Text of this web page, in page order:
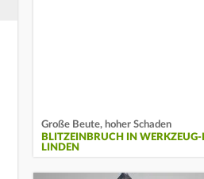
Große Beute, hoher Schaden
BLITZEINBRUCH IN WERKZEUG-
LINDEN